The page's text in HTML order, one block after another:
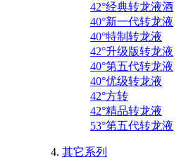
42°经典转龙液酒
40°新一代转龙液
40°特制转龙液
42°升级版转龙液
40°第五代转龙液
40°优级转龙液
42°方转
42°精品转龙液
53°第五代转龙液
其它系列